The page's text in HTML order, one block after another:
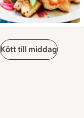
Kött till middag